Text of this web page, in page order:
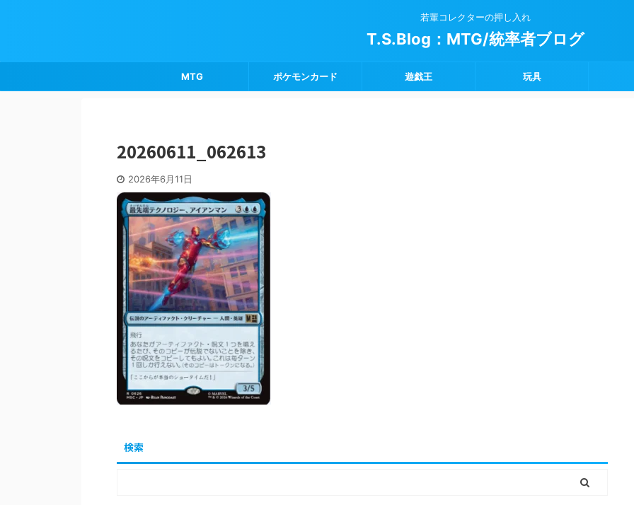
若輩コレクターの押し入れ
T.S.Blog：MTG/統率者ブログ
MTG ポケモンカード 遊戯王 玩具
20260611_062613
2026年6月11日
検索